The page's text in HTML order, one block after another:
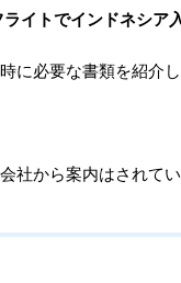
イトでインドネシア
に必要な書類を紹介し
社から案内はされて